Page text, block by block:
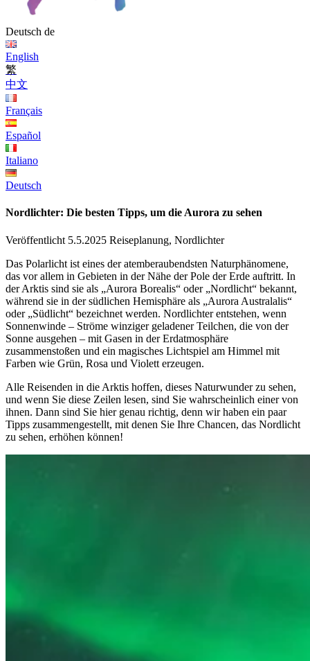
Deutsch de
English
繁
中文
Français
Español
Italiano
Deutsch
Nordlichter: Die besten Tipps, um die Aurora zu sehen
Veröffentlicht 5.5.2025 Reiseplanung, Nordlichter
Das Polarlicht ist eines der atemberaubendsten Naturphänomene,
das vor allem in Gebieten in der Nähe der Pole der Erde auftritt. In
der Arktis sind sie als „Aurora Borealis“ oder „Nordlicht“ bekannt,
während sie in der südlichen Hemisphäre als „Aurora Australalis“
oder „Südlicht“ bezeichnet werden. Nordlichter entstehen, wenn
Sonnenwinde – Ströme winziger geladener Teilchen, die von der
Sonne ausgehen – mit Gasen in der Erdatmosphäre
zusammenstoßen und ein magisches Lichtspiel am Himmel mit
Farben wie Grün, Rosa und Violett erzeugen.
Alle Reisenden in die Arktis hoffen, dieses Naturwunder zu sehen,
und wenn Sie diese Zeilen lesen, sind Sie wahrscheinlich einer von
ihnen. Dann sind Sie hier genau richtig, denn wir haben ein paar
Tipps zusammengestellt, mit denen Sie Ihre Chancen, das Nordlicht
zu sehen, erhöhen können!